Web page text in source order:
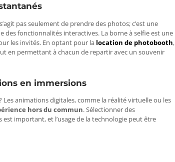
pas seulement de prendre des photos; c’est une
des fonctionnalités interactives. La borne à selfie est une
les invités​​. En optant pour la location de photobooth,
en permettant à chacun de repartir avec un souvenir
en immersions
animations digitales, comme la réalité virtuelle ou les
hors du commun. Sélectionner des
important, et l’usage de la technologie peut être